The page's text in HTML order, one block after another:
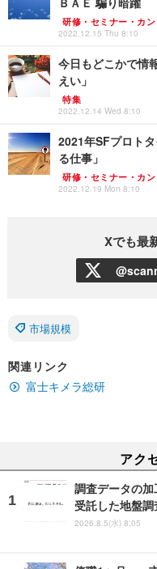
研修・セミナー・カ
2022.12.15 Thu 8:10
今日もどこかで情
えい」
特集
2022.12.14 Wed 8:10
2021年SFプロト
る仕事」
研修・セミナー・カ
2022.12.19 Mon 8:10
Xでも最
市場規模
関連リンク
富士キメラ総研
アク
調査データの
受託した地盤
2026.8.5(水) 8:05